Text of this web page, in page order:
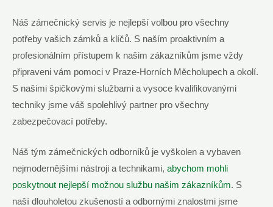
Náš zámečnický servis je nejlepší volbou pro všechny
potřeby vašich zámků a klíčů. S naším proaktivním a
profesionálním přístupem k ⁤našim zákazníkům jsme vždy
připraveni vám pomoci ⁤v Praze-Horních ​Měcholupech a okolí.
S našimi špičkovými službami a vysoce kvalifikovanými
techniky jsme váš spolehlivý partner pro všechny
zabezpečovací potřeby.
Náš tým zámečnických odborníků je vyškolen a vybaven
‍nejmodernějšími nástroji a technikami, abychom mohli
poskytnout⁤ nejlepší možnou službu našim zákazníkům. S
naší dlouholetou zkušeností a odbornými‌ znalostmi jsme‌